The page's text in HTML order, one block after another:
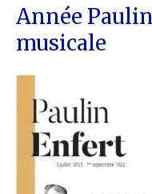
Année
musicale